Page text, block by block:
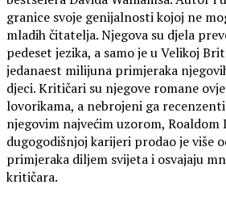
granice svoje genijalnosti kojoj ne
mladih čitatelja. Njegova su djela
pedeset jezika, a samo je u Velikoj
jedanaest milijuna primjeraka
djeci. Kritičari su njegove romane
lovorikama, a nebrojeni ga
njegovim najvećim uzorom, Roaldom
dugogodišnjoj karijeri prodao je više
primjeraka diljem svijeta i osvajaju
kritičara.